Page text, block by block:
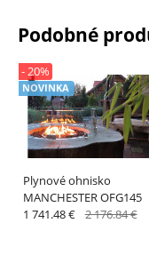
Podobné
Plynové ohnisko
MANCHESTER OFG145
NOVINKA
- 20%
1 741.48 € 2 176.84 €